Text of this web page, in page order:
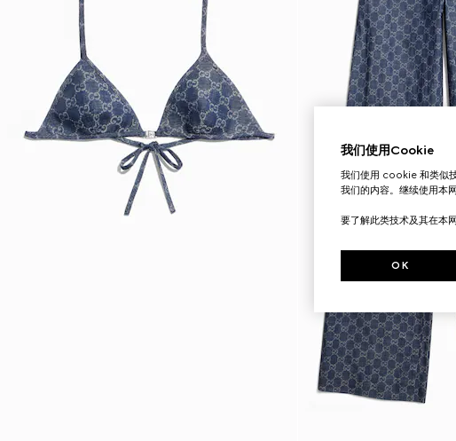
我们使用Cookie
我们使用 cookie 和类似
我们的内容。继续使用本
要了解此类技术及其在本
OK